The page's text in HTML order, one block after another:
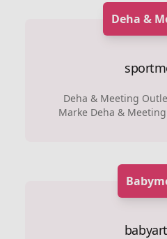
Deha &
Deha & Meeting
Marke Deha &